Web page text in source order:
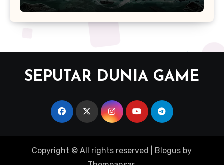
SEPUTAR DUNIA GAME
Copyright © All rights reserved Blogus by